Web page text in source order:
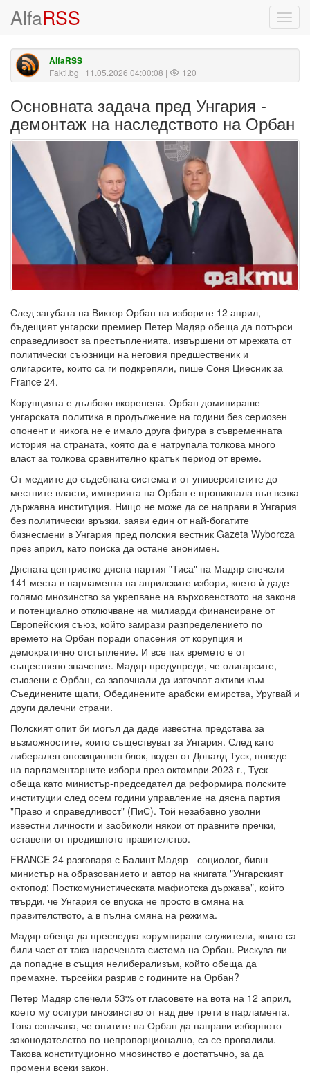
AlfaRSS
AlfaRSS
Fakti.bg | 11.05.2026 04:00:08 | 120
Основната задача пред Унгария -
демонтаж на наследството на Орбан
След загубата на Виктор Орбан на изборите 12 април,
бъдещият унгарски премиер Петер Мадяр обеща да потърси
справедливост за престъпленията, извършени от мрежата от
политически съюзници на неговия предшественик и
олигарсите, които са ги подкрепяли, пише Соня Циесник за
France 24.
Корупцията е дълбоко вкоренена. Орбан доминираше
унгарската политика в продължение на години без сериозен
опонент и никога не е имало друга фигура в съвременната
история на страната, която да е натрупала толкова много
власт за толкова сравнително кратък период от време.
От медиите до съдебната система и от университетите до
местните власти, империята на Орбан е проникнала във всяка
държавна институция. Нищо не може да се направи в Унгария
без политически връзки, заяви един от най-богатите
бизнесмени в Унгария пред полския вестник Gazeta Wyborcza
през април, като поиска да остане анонимен.
Дясната центристко-дясна партия "Тиса" на Мадяр спечели
141 места в парламента на априлските избори, което ѝ даде
голямо мнозинство за укрепване на върховенството на закона
и потенциално отключване на милиарди финансиране от
Европейския съюз, който замрази разпределението по
времето на Орбан поради опасения от корупция и
демократично отстъпление. И все пак времето е от
съществено значение. Мадяр предупреди, че олигарсите,
съюзени с Орбан, са започнали да източват активи към
Съединените щати, Обединените арабски емирства, Уругвай и
други далечни страни.
Полският опит би могъл да даде известна представа за
възможностите, които съществуват за Унгария. След като
либерален опозиционен блок, воден от Доналд Туск, поведе
на парламентарните избори през октомври 2023 г., Туск
обеща като министър-председател да реформира полските
институции след осем години управление на дясна партия
"Право и справедливост" (ПиС). Той незабавно уволни
известни личности и заобиколи някои от правните пречки,
оставени от предишното правителство.
FRANCE 24 разговаря с Балинт Мадяр - социолог, бивш
министър на образованието и автор на книгата "Унгарският
октопод: Посткомунистическата мафиотска държава", който
твърди, че Унгария се впуска не просто в смяна на
правителството, а в пълна смяна на режима.
Мадяр обеща да преследва корумпирани служители, които са
били част от така наречената система на Орбан. Рискува ли
да попадне в същия нелиберализъм, който обеща да
премахне, търсейки разрив с годините на Орбан?
Петер Мадяр спечели 53% от гласовете на вота на 12 април,
което му осигури мнозинство от над две трети в парламента.
Това означава, че опитите на Орбан да направи изборното
законодателство по-непропорционално, са се провалили.
Такова конституционно мнозинство е достатъчно, за да
промени всеки закон.